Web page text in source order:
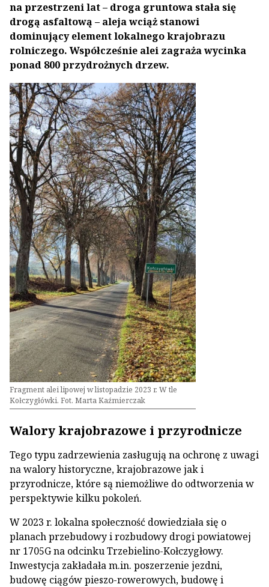
na przestrzeni lat – droga gruntowa stała się
drogą asfaltową – aleja wciąż stanowi
dominujący element lokalnego krajobrazu
rolniczego. Współcześnie alei zagraża wycinka
ponad 800 przydrożnych drzew.
Fragment alei lipowej w listopadzie 2023 r. W tle
Kołczygłówki. Fot. Marta Kaźmierczak
Walory krajobrazowe i przyrodnicze
Tego typu zadrzewienia zasługują na ochronę z uwagi
na walory historyczne, krajobrazowe jak i
przyrodnicze, które są niemożliwe do odtworzenia w
perspektywie kilku pokoleń.
W 2023 r. lokalna społeczność dowiedziała się o
planach przebudowy i rozbudowy drogi powiatowej
nr 1705G na odcinku Trzebielino-Kołczygłowy.
Inwestycja zakładała m.in. poszerzenie jezdni,
budowę ciągów pieszo-rowerowych, budowę i